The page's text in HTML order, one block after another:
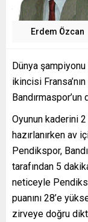
Erdem Özcan
Dünya şampiyonu
ikincisi
Bandırmaspor’un
Oyunun kaderini
hazırlanırken av
Pendikspor,
tarafından 5
neticeyle
puanını 28’e
zirveye doğru